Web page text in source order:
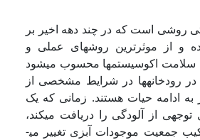
روشی است که در چند دهه اخیر بر
و از موثرترین روش­­های عملی و
سلامت اکوسیستم­ها محسوب می­شود
در رودخانه­ها در شرایط مشخصی از
به ادامه حیات هستند. زمانی که یک
توجهی از آلودگی را دریافت می­کند،
فراوانی، توزیع و ترکیب جمعیت موجودات آبزی تغییر می­